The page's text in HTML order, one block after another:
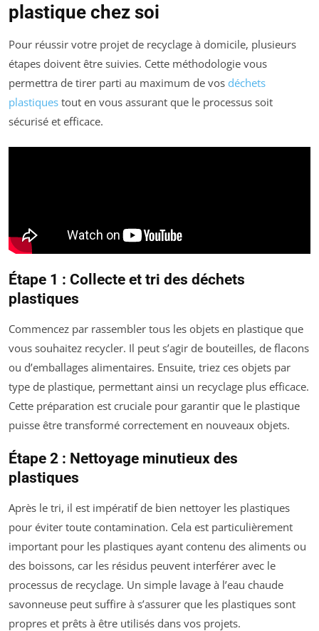
plastique chez soi
Pour réussir votre projet de recyclage à domicile, plusieurs
étapes doivent être suivies. Cette méthodologie vous
permettra de tirer parti au maximum de vos déchets
plastiques tout en vous assurant que le processus soit
sécurisé et efficace.
Étape 1 : Collecte et tri des déchets
plastiques
Commencez par rassembler tous les objets en plastique que
vous souhaitez recycler. Il peut s’agir de bouteilles, de flacons
ou d’emballages alimentaires. Ensuite, triez ces objets par
type de plastique, permettant ainsi un recyclage plus efficace.
Cette préparation est cruciale pour garantir que le plastique
puisse être transformé correctement en nouveaux objets.
Étape 2 : Nettoyage minutieux des
plastiques
Après le tri, il est impératif de bien nettoyer les plastiques
pour éviter toute contamination. Cela est particulièrement
important pour les plastiques ayant contenu des aliments ou
des boissons, car les résidus peuvent interférer avec le
processus de recyclage. Un simple lavage à l’eau chaude
savonneuse peut suffire à s’assurer que les plastiques sont
propres et prêts à être utilisés dans vos projets.